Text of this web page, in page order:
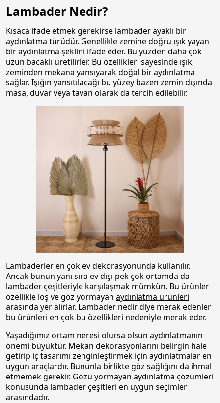
Lambader Nedir?
Kısaca ifade etmek gerekirse lambader ayaklı bir
aydınlatma türüdür. Genellikle zemine doğru ışık yayan
bir aydınlatma şeklini ifade eder. Bu yüzden daha çok
uzun bacaklı üretilirler. Bu özellikleri sayesinde ışık,
zeminden mekana yansıyarak doğal bir aydınlatma
sağlar. Işığın yansıtılacağı bu yüzey bazen zemin dışında
masa, duvar veya tavan olarak da tercih edilebilir.
Lambaderler en çok ev dekorasyonunda kullanılır.
Ancak bunun yanı sıra ev dışı pek çok ortamda da
lambader çeşitleriyle karşılaşmak mümkün. Bu ürünler
özellikle loş ve göz yormayan aydınlatma ürünleri
arasında yer alırlar. Lambader nedir diye merak edenler
bu ürünleri en çok bu özellikleri nedeniyle merak eder.
Yaşadığımız ortam neresi olursa olsun aydınlatmanın
önemi büyüktür. Mekan dekorasyonlarını belirgin hale
getirip iç tasarımı zenginleştirmek için aydınlatmalar en
uygun araçlardır. Bununla birlikte göz sağlığını da ihmal
etmemek gerekir. Gözü yormayan aydınlatma çözümleri
konusunda lambader çeşitleri en uygun seçimler
arasındadır.